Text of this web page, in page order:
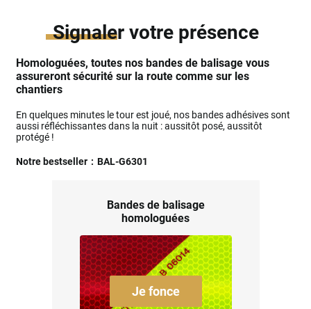
Signalervotre présence
Homologuées, toutes nos bandes de balisage vous
assureront sécurité sur la route comme sur les
chantiers
En quelques minutes le tour est joué, nos bandes adhésives sont
aussi réfléchissantes dans la nuit : aussitôt posé, aussitôt
protégé !
Notre bestseller : BAL-G6301
Bandes de balisage
homologuées
Je fonce